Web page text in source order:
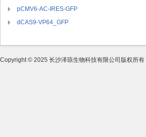
pCMV6-AC-IRES-GFP
dCAS9-VP64_GFP
Copyright © 2025 长沙泽琼生物科技有限公司版权所有